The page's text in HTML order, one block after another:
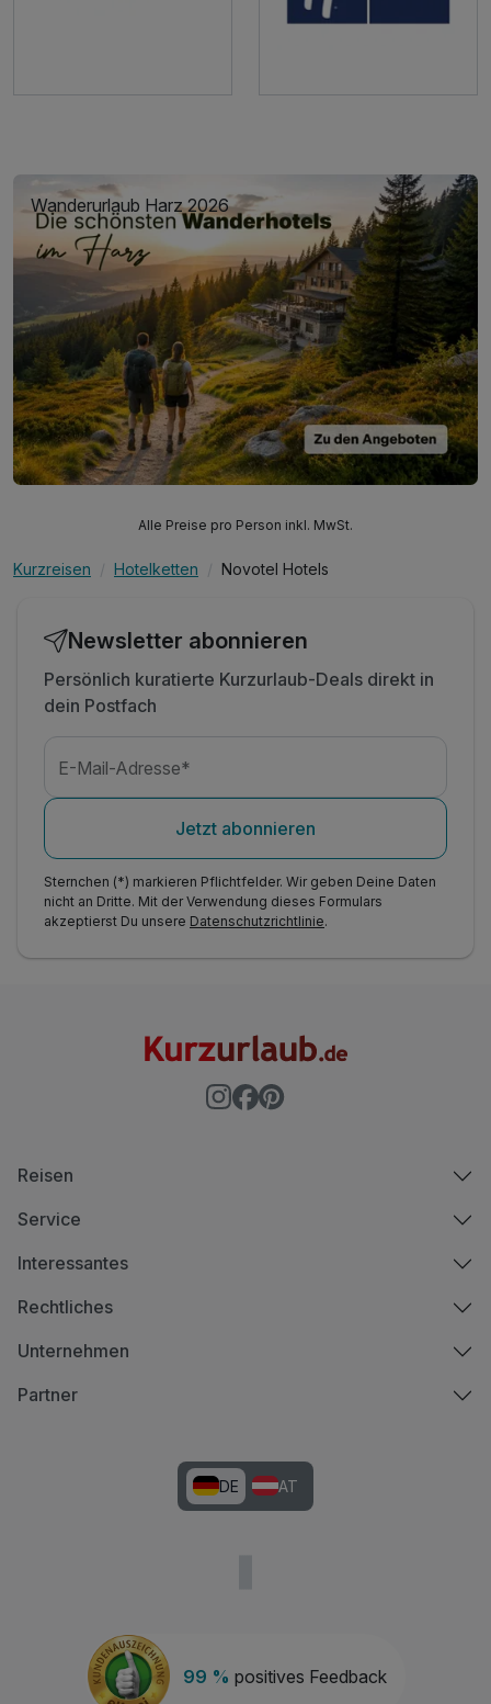
Wanderurlaub Harz 2026
Alle Preise pro Person inkl. MwSt.
Kurzreisen Hotelketten Novotel Hotels
Newsletter abonnieren
Persönlich kuratierte Kurzurlaub-Deals direkt in
dein Postfach
E-Mail-Adresse*
Jetzt abonnieren
Sternchen (*) markieren Pflichtfelder. Wir geben Deine Daten
nicht an Dritte. Mit der Verwendung dieses Formulars
akzeptierst Du unsere Datenschutzrichtlinie.
99 % positives Feedback
Reisen
Service
Interessantes
Rechtliches
Unternehmen
Partner
DE AT